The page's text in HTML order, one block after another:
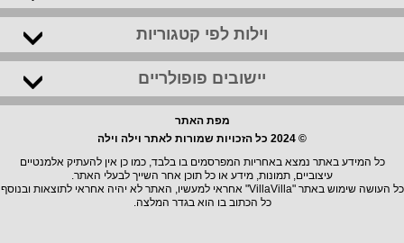
וילות לפי קטגוריות
יישובים פופולריים
מפת האתר
© 2024 כל הזכויות שמורות לאתר וילה וילה
כל המידע באתר נמצא באחריות המפרסמים בו בלבד, כמו כן אין להעתיק אלמנטיים
עיצוביים, תמונות, מידע או כל תוכן אחר השייך לבעלי האתר.
כל העושה שימוש באתר "VillaVilla" אחראי למעשיו, האתר לא יהיה אחראי לתוצאות ובנוסף
כל הכתוב בו הוא בגדר המלצה.